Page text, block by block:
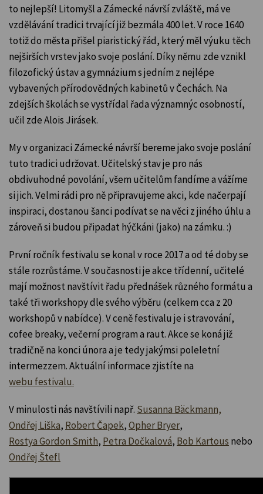
to nejlepší! Litomyšl a Zámecké návrší zvláště, má ve
vzdělávání tradici trvající již bezmála 400 let. V roce 1640
totiž do města přišel piaristický řád, který měl výuku těch
nejširších vrstev jako svoje poslání. Díky němu zde vznikl
filozofický ústav a gymnázium s jedním z nejlépe
vybavených přírodovědných kabinetů v Čechách. Na
zdejších školách se vystřídal řada významnýc osobností,
učil zde Alois Jirásek.
My v organizaci Zámecké návrší bereme jako svoje poslání
tuto tradici udržovat. Učitelský stav je pro nás
obdivuhodné povolání, všem učitelům fandíme a vážíme
si jich. Velmi rádi pro ně připravujeme akci, kde načerpají
inspiraci, dostanou šanci podívat se na věci z jiného úhlu a
zároveň si budou připadat hýčkáni (jako) na zámku. :)
První ročník festivalu se konal v roce 2017 a od té doby se
stále rozrůstáme. V současnosti je akce třídenní, učitelé
mají možnost navštívit řadu přednášek různého formátu a
také tři workshopy dle svého výběru (celkem cca z 20
workshopů v nabídce). V ceně festivalu je i stravování,
cofee breaky, večerní program a raut. Akce se koná již
tradičně na konci února a je tedy jakýmsi poleletní
intermezzem. Aktuální informace zjistíte na
webu festivalu.
V minulosti nás navštívili např. Susanna Bäckmann,
Ondřej Liška, Robert Čapek,Opher Bryer,
Rostya Gordon Smith, Petra Dočkalová, Bob Kartous nebo
Ondřej Štefl